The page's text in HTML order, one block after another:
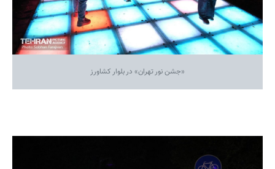
«جشن نور تهران» در بلوار کشاورز